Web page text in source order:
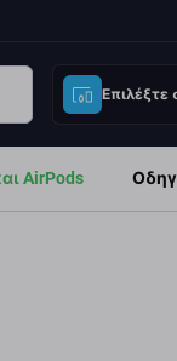
Επιλέξτε
AirPods